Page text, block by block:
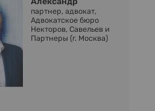
партнер, адвокат,
Адвокатское бюро
Некторов, Савельев и
Партнеры (г. Москва)